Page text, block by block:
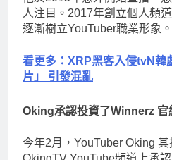
人注目。2017年創立個人頻
逐漸樹立YouTuber職業形象。
看更多：XRP黑客入侵tvN韓
片」 引發混亂
Oking承認投資了Winnerz 官
今年2月，YouTuber Oking